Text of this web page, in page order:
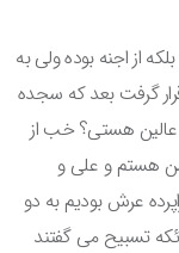
از اجنه بوده ولی به
گرفت بعد که سجده
هستی؟ خب از
هستم و علی و
عرش بودیم به دو
تسبیح می گفتند